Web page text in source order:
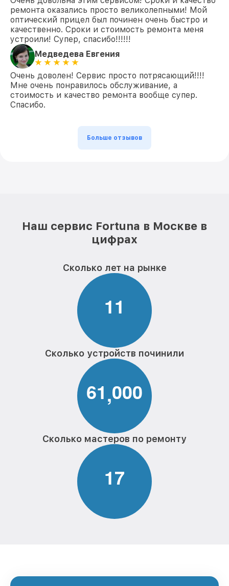
ремонта оказались просто великолепными! Мой
оптический прицел был починен очень быстро и
качественно. Сроки и стоимость ремонта меня
устроили! Супер, спасибо!!!!!!
Медведева Евгения
Очень доволен! Сервис просто потрясающий!!!!
Мне очень понравилось обслуживание, а
стоимость и качество ремонта вообще супер.
Спасибо.
Больше отзывов
Наш сервис Fortuna в Москве в
цифрах
Сколько лет на рынке
11
Сколько устройств починили
61,000
Сколько мастеров по ремонту
17